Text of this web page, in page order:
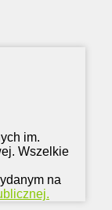
im.
Wszelkie
na